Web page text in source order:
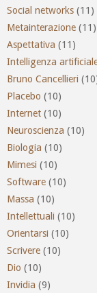
Social networks (11)
Metainterazione (11)
Aspettativa (11)
Intelligenza
Bruno Cancellieri
Placebo (10)
Internet (10)
Neuroscienza (10)
Biologia (10)
Mimesi (10)
Software (10)
Massa (10)
Intellettuali (10)
Orientarsi (10)
Scrivere (10)
Dio (10)
Invidia (9)